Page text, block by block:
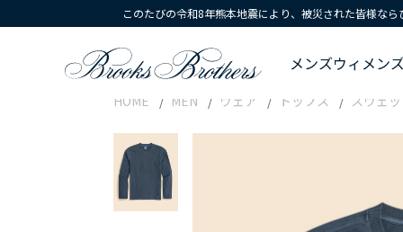
このたびの令和8年熊本地震により、被災された皆様な
メンズウィメン
HOME MEN ウェア トップス スウェ